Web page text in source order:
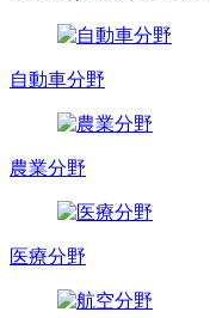
自動車分野
農業分野
医療分野